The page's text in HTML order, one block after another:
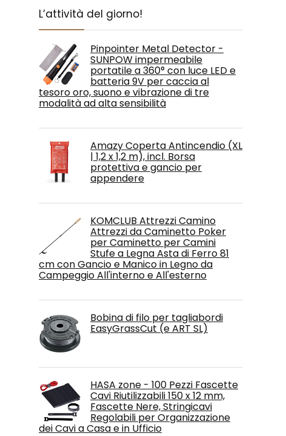
L’attività del giorno!
Pinpointer Metal Detector -
SUNPOW impermeabile
portatile a 360° con luce LED e
batteria 9V per caccia al
tesoro oro, suono e vibrazione di tre
modalità ad alta sensibilità
Amazy Coperta Antincendio (XL
| 1,2 x 1,2 m), incl. Borsa
protettiva e gancio per
appendere
KOMCLUB Attrezzi Camino
Attrezzi da Caminetto Poker
per Caminetto per Camini
Stufe a Legna Asta di Ferro 81
cm con Gancio e Manico in Legno da
Campeggio All'interno e All'esterno
Bobina di filo per tagliabordi
EasyGrassCut (e ART SL)
HASA zone - 100 Pezzi Fascette
Cavi Riutilizzabili 150 x 12 mm,
Fascette Nere, Stringicavi
Regolabili per Organizzazione
dei Cavi a Casa e in Ufficio